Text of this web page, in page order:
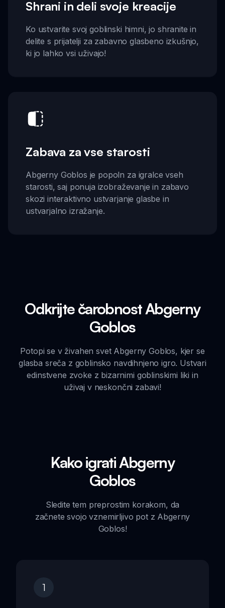
Shrani in deli svoje kreacije
Ko ustvarite svoj goblinski himni, jo shranite in
delite s prijatelji za zabavno glasbeno izkušnjo,
ki jo lahko vsi uživajo!
Zabava za vse starosti
Abgerny Goblos je popoln za igralce vseh
starosti, saj ponuja izobraževanje in zabavo
skozi interaktivno ustvarjanje glasbe in
ustvarjalno izražanje.
Odkrijte čarobnost Abgerny
Goblos
Potopi se v živahen svet Abgerny Goblos, kjer se
glasba sreča z goblinsko navdihnjeno igro. Ustvari
edinstvene zvoke z bizarnimi goblinskimi liki in
uživaj v neskončni zabavi!
Kako igrati Abgerny
Goblos
Sledite tem preprostim korakom, da
začnete svojo vznemirljivo pot z Abgerny
Goblos!
1